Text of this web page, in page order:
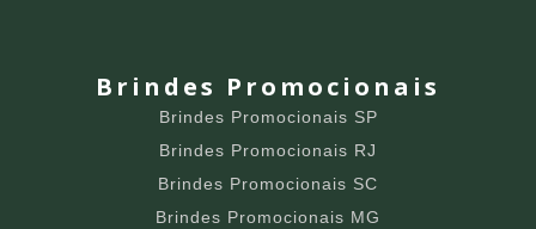
Brindes Promocionais
Brindes Promocionais SP
Brindes Promocionais RJ
Brindes Promocionais SC
Brindes Promocionais MG